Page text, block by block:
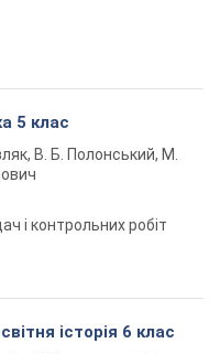
5 клас
В. Б. Полонський, М.
і контрольних робіт
історія 6 клас